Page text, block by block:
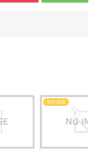
海外就職